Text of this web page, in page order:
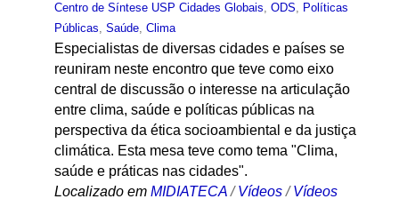
Centro de Síntese USP Cidades Globais, ODS, Políticas
Públicas, Saúde, Clima
Especialistas de diversas cidades e países se
reuniram neste encontro que teve como eixo
central de discussão o interesse na articulação
entre clima, saúde e políticas públicas na
perspectiva da ética socioambiental e da justiça
climática. Esta mesa teve como tema "Clima,
saúde e práticas nas cidades".
Localizado em MIDIATECA /Vídeos /Vídeos